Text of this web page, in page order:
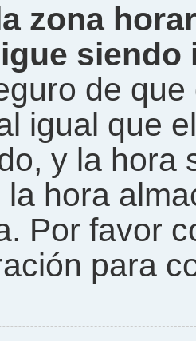
zona
siendo
de
igual que
y la hora
hora
Por favor
para